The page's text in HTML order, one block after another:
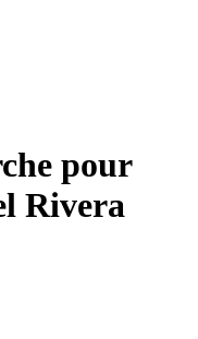
pour
Rivera